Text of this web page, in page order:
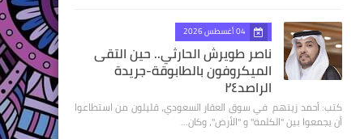
04 أغسطس 2026
ناصر طويرش الحارثي.. حين التقى
الميكروفون بالطابوقة-جريدة
الراصد٢٤
كتب: أحمد زينهم في سوق العقار السعودي، قليلون من استطاعوا
أن يجمعوا بين "الكلمة" و "الأرض"، وكان…